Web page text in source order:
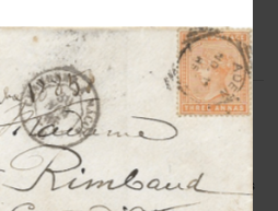
médecins que Chateaubriand
au début de l’été 1838.
dix ans, en profite pour
sesMémoiresmais ne s’attarde pas